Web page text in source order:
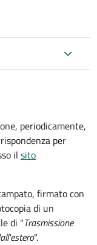
periodicamente,
per
il sito
firmato con
di un
di "Trasmissione
".